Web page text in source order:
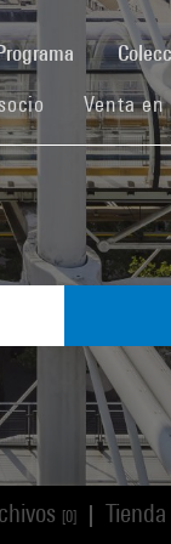
(current)
Venta
[0] Tienda